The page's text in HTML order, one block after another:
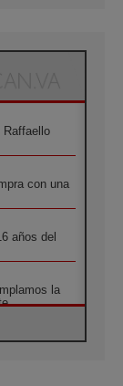
Raffaello
con una
años del
la
la Madre